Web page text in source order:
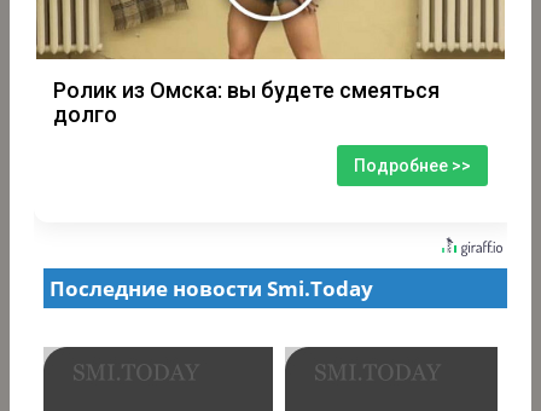
Ролик из Омска: вы будете смеяться
долго
Подробнее >>